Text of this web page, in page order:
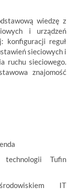
wiedzę z
i urządzeń
konfiguracji reguł
sieciowych i
ruchu sieciowego.
znajomość
technologii Tufin
IT